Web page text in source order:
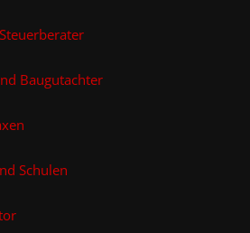
Baugutachter
Schulen